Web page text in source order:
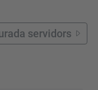
servidors